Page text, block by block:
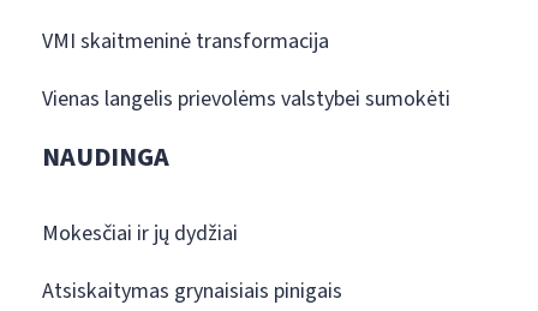
VMI skaitmeninė transformacija
Vienas langelis prievolėms valstybei sumokėti
NAUDINGA
Mokesčiai ir jų dydžiai
Atsiskaitymas grynaisiais pinigais